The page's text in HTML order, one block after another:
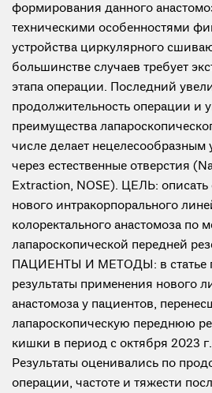
формирования данного
техническими особенностями
устройства циркулярного
большинстве случаев требует
этапа операции. Последний
продолжительность операции и
преимущества
числе делает нецелесообразным
через естественные отверстия
Extraction, NOSE). ЦЕЛЬ:
нового интракорпорального
колоректального анастомоза по
лапароскопической передней
ПАЦИЕНТЫ И МЕТОДЫ: в статье
результаты применения нового
анастомоза у пациентов,
лапароскопическую переднюю
кишки в период с октября 2023
Результаты оценивались по
операции, частоте и тяжести